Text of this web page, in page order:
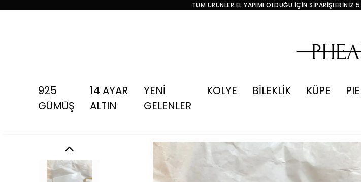
TÜM ÜRÜNLER EL YAPIMI OLDUĞU İÇİN
925
GÜMÜŞ
14 AYAR
ALTIN
YENİ
GELENLER
KOLYE BİLEKLİK KÜPE